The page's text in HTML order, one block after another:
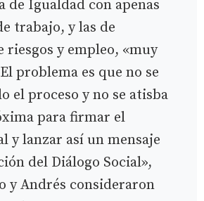
de Igualdad con apenas
trabajo, y las de
riesgos y empleo, «muy
problema es que no se
el proceso y no se atisba
para firmar el
y lanzar así un mensaje
del Diálogo Social»,
y Andrés consideraron